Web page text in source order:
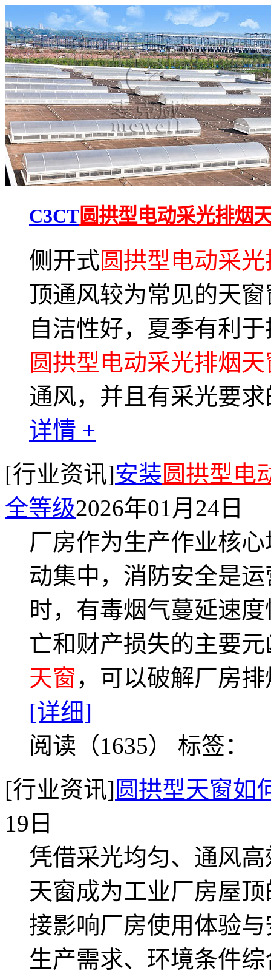
C3CT圆拱型电动采光排烟
侧开式圆拱型电动采
顶通风较为常见的天
自洁性好，夏季有利
圆拱型电动采光排烟天
通风，并且有采光要
详情 +
[行业资讯]安装圆拱型电
全等级2026年01月24日
厂房作为生产作业核
动集中，消防安全是
时，有毒烟气蔓延速
亡和财产损失的主要
天窗 ，可以破解厂房
[详细]
阅读（1635） 标签：
[行业资讯]圆拱型天窗如
19日
凭借采光均匀、通风
天窗成为工业厂房屋
接影响厂房使用体验
生产需求、环境条件